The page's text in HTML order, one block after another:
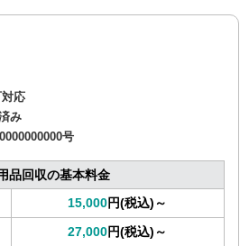
応
み
号
品回収の基本料金
15,000円(税込)～
27,000円(税込)～